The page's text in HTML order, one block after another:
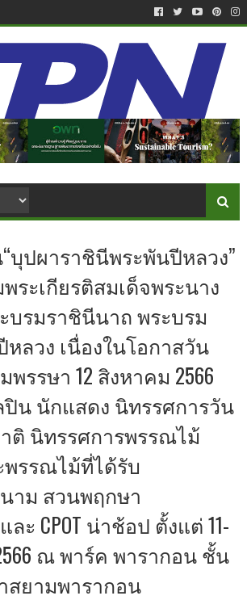
บุปผาราชินีพระพันปีหลวง”
ระเกียรติสมเด็จพระนาง
บรมราชินีนาถ พระบรม
ลวง เนื่องในโอกาสวัน
รรษา 12 สิงหาคม 2566
น นักแสดง นิทรรศการวัน
ติ นิทรรศการพรรณไม้
รรณไม้ที่ได้รับ
าม สวนพฤกษา
ะ CPOT น่าช้อป ตั้งแต่ 11-
ณ พาร์ค พารากอน ชั้น
สยามพารากอน